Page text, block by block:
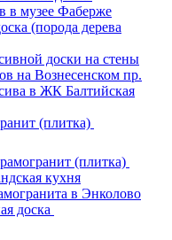
в музее Фаберже
(порода дерева
доски на стены
на Вознесенском пр.
в ЖК Балтийская
(плитка)
(плитка)
кухня
в Энколово
доска